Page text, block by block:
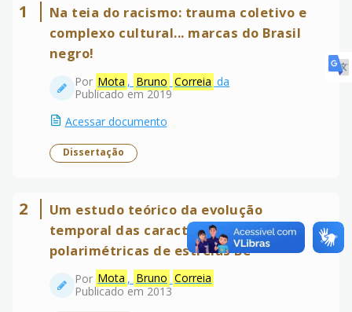
1
Na teia do racismo: trauma coletivo e
complexo cultural... marcas do Brasil
negro!
Por Mota , Bruno Correia da
Publicado em 2019
Acessar documento
Dissertação
2
Um estudo teórico da evolução
temporal das características
polarimétricas de estrelas Be
Por Mota , Bruno Correia
Publicado em 2013